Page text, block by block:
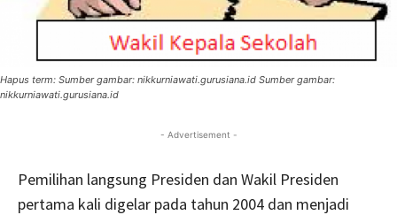
Hapus term: Sumber gambar: nikkurniawati.gurusiana.id Sumber gambar:
nikkurniawati.gurusiana.id
- Advertisement -
Pemilihan langsung Presiden dan Wakil Presiden
pertama kali digelar pada tahun 2004 dan menjadi